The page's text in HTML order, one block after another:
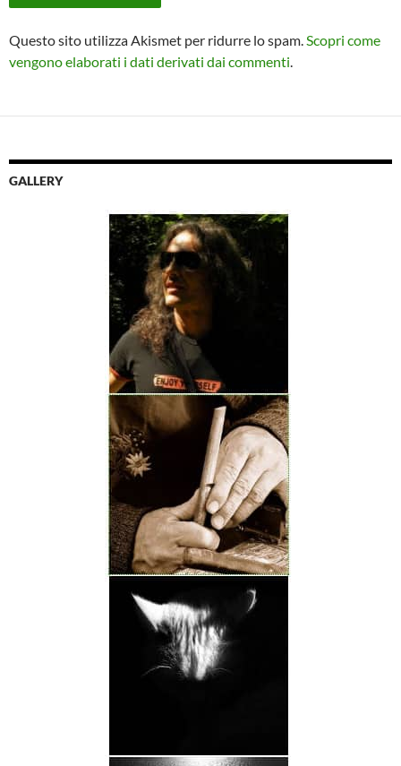
Questo sito utilizza Akismet per ridurre lo spam.Scopri come
vengono elaborati i dati derivati dai commenti.
GALLERY